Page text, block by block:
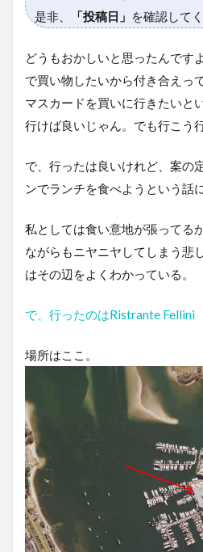
是非、
「投稿日」 を確認して
どうもおかしいと思ったんです
で買い物したいから付き合えっ
マスカードを買いに行きたいと
行けば良いじゃん。でも行こう
で、行ったは良いけれど、案の
ンでランチを食べようという話
私としては食い意地が張ってる
ながらもニヤニヤしてしまう悲
はその辺をよくわかっている。
で、行ったのはRistrante Fellini
場所はここ。